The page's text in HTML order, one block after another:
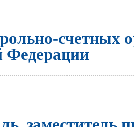
счетных
Федерации